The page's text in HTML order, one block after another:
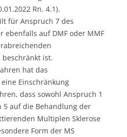
Rn. 4.1).
für Anspruch 7 des
ebenfalls auf DMF oder MMF
ist.
hat das
Einschränkung
dass sowohl Anspruch 1
5 auf die Behandlung der
Multiplen Sklerose
Form der MS